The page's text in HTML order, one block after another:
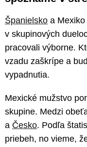
Španielsko a
v skupinových
pracovali výborne.
vzadu zaškrípe a
vypadnutia.
Mexické mužstvo
skupine. Medzi
a Česko. Podľa
priebeh, no vieme,